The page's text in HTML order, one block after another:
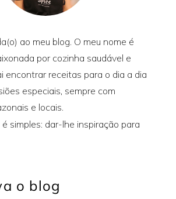
ao meu blog. O meu nome é
por cozinha saudável e
encontrar receitas para o dia a dia
especiais, sempre com
e locais.
simples: dar-lhe inspiração para
o blog